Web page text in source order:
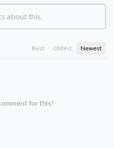
Best Oldest Newest
for this!